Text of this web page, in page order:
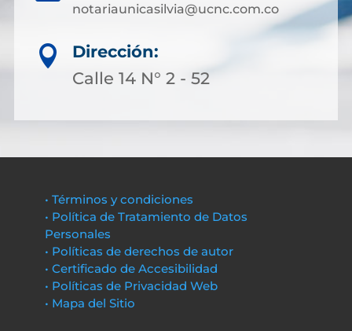
notariaunicasilvia@ucnc.com.co

Dirección:
Calle 14 N° 2 - 52
• Términos y condiciones
• Política de Tratamiento de Datos
Personales
• Políticas de derechos de autor
• Certificado de Accesibilidad
• Políticas de Privacidad Web
• Mapa del Sitio